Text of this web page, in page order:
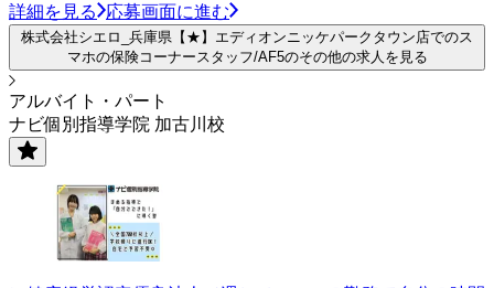
詳細を見る 応募画面に進む
株式会社シエロ_兵庫県【★】エディオンニッケパークタウン店でのス
マホの保険コーナースタッフ/AF5のその他の求人を見る
アルバイト・パート
ナビ個別指導学院 加古川校